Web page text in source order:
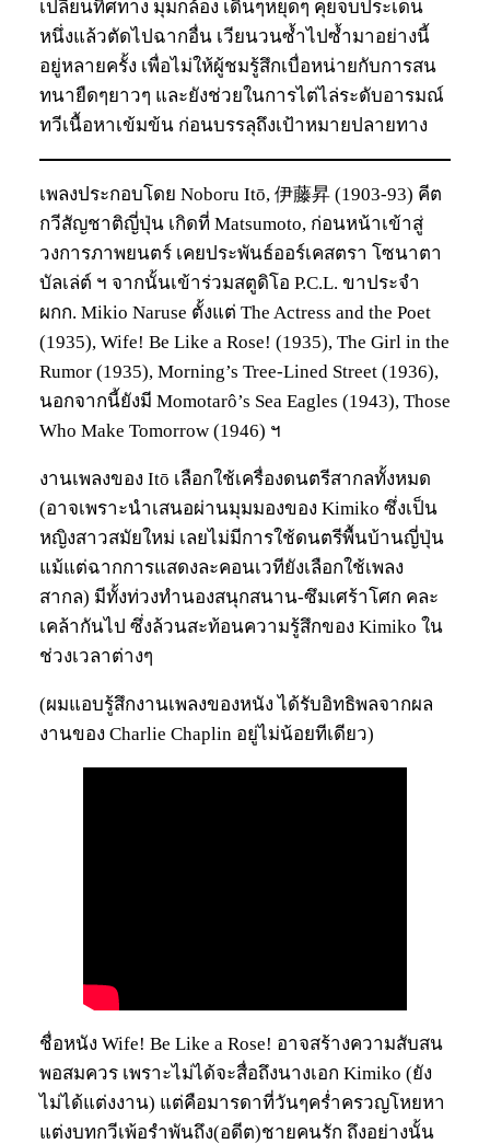
เปลี่ยนทิศทาง มุมกล้อง เดินๆหยุดๆ คุยจบประเด็น
หนึ่งแล้วตัดไปฉากอื่น เวียนวนซ้ำไปซ้ำมาอย่างนี้
อยู่หลายครั้ง เพื่อไม่ให้ผู้ชมรู้สึกเบื่อหน่ายกับการสน
ทนายืดๆยาวๆ และยังช่วยในการไต่ไล่ระดับอารมณ์
ทวีเนื้อหาเข้มข้น ก่อนบรรลุถึงเป้าหมายปลายทาง
เพลงประกอบโดย Noboru Itō, 伊藤昇 (1903-93) คีต
กวีสัญชาติญี่ปุ่น เกิดที่ Matsumoto, ก่อนหน้าเข้าสู่
วงการภาพยนตร์ เคยประพันธ์ออร์เคสตรา โซนาตา
บัลเล่ต์ ฯ จากนั้นเข้าร่วมสตูดิโอ P.C.L. ขาประจำ
ผกก. Mikio Naruse ตั้งแต่ The Actress and the Poet
(1935), Wife! Be Like a Rose! (1935), The Girl in the
Rumor (1935), Morning’s Tree-Lined Street (1936),
นอกจากนี้ยังมี Momotarô’s Sea Eagles (1943), Those
Who Make Tomorrow (1946) ฯ
งานเพลงของ Itō เลือกใช้เครื่องดนตรีสากลทั้งหมด
(อาจเพราะนำเสนอผ่านมุมมองของ Kimiko ซึ่งเป็น
หญิงสาวสมัยใหม่ เลยไม่มีการใช้ดนตรีพื้นบ้านญี่ปุ่น
แม้แต่ฉากการแสดงละคอนเวทียังเลือกใช้เพลง
สากล) มีทั้งท่วงทำนองสนุกสนาน-ซึมเศร้าโศก คละ
เคล้ากันไป ซึ่งล้วนสะท้อนความรู้สึกของ Kimiko ใน
ช่วงเวลาต่างๆ
(ผมแอบรู้สึกงานเพลงของหนัง ได้รับอิทธิพลจากผล
งานของ Charlie Chaplin อยู่ไม่น้อยทีเดียว)
ชื่อหนัง Wife! Be Like a Rose! อาจสร้างความสับสน
พอสมควร เพราะไม่ได้จะสื่อถึงนางเอก Kimiko (ยัง
ไม่ได้แต่งงาน) แต่คือมารดาที่วันๆคร่ำครวญโหยหา
แต่งบทกวีเพ้อรำพันถึง(อดีต)ชายคนรัก ถึงอย่างนั้น